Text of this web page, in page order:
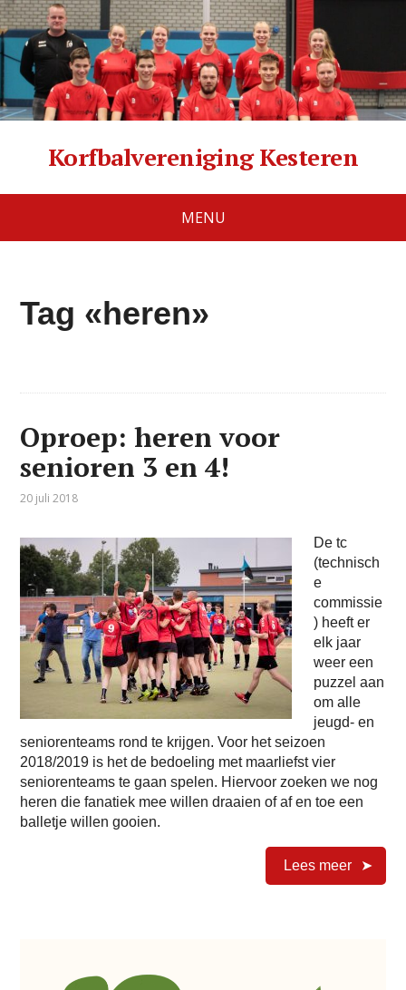
Korfbalvereniging Kesteren
MENU
Tag «heren»
Oproep: heren voor
senioren 3 en 4!
20 juli 2018
De tc
(technisch
e
commissie
) heeft er
elk jaar
weer een
puzzel aan
om alle
jeugd- en
seniorenteams rond te krijgen. Voor het seizoen
2018/2019 is het de bedoeling met maarliefst vier
seniorenteams te gaan spelen. Hiervoor zoeken we nog
heren die fanatiek mee willen draaien of af en toe een
balletje willen gooien.
Lees meer